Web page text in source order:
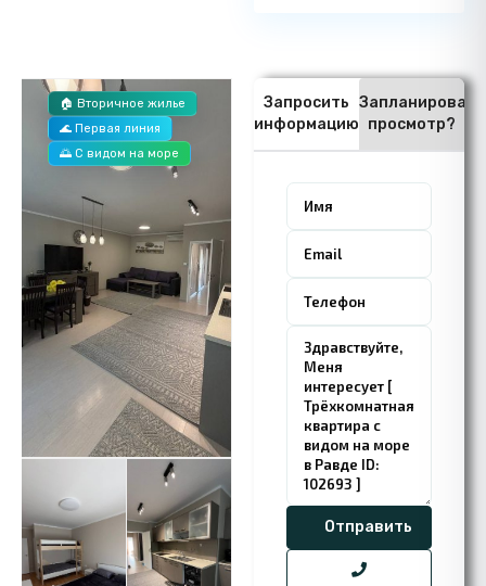
🏠 Вторичное жилье
🌊 Первая линия
🌅 С видом на море
Запросить
информацию
Запланировать
просмотр?